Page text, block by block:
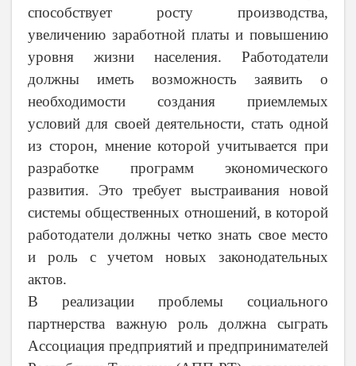
способствует росту производства,
увеличению заработной платы и повышению
уровня жизни населения. Работодатели
должны иметь возможность заявить о
необходимости создания приемлемых
условий для своей деятельности, стать одной
из сторон, мнение которой учитывается при
разработке программ экономического
развития. Это требует выстраивания новой
системы общественных отношений, в которой
работодатели должны четко знать свое место
и роль с учетом новых законодательных
актов.
В реализации проблемы социального
партнерства важную роль должна сыграть
Ассоциация предприятий и предпринимателей